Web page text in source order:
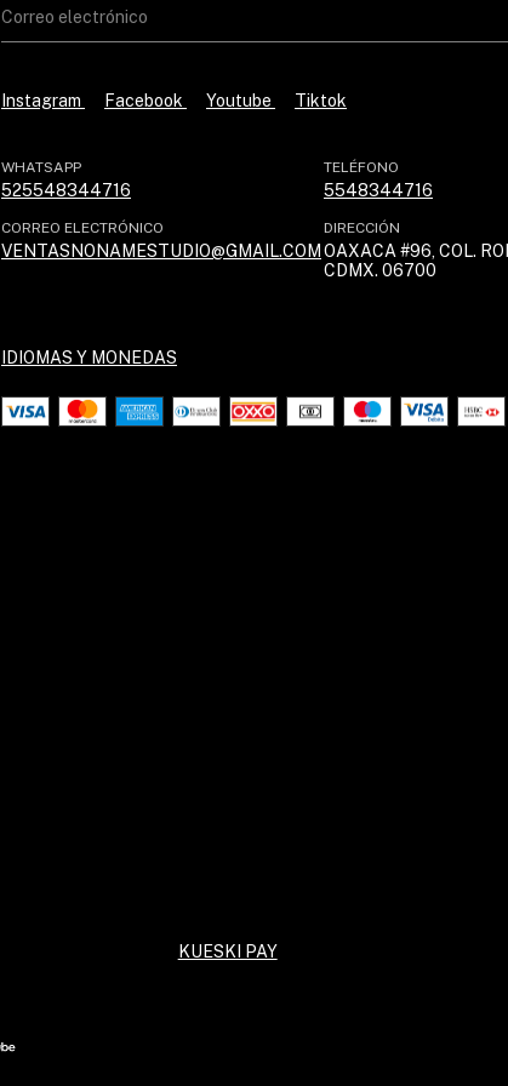
Instagram Facebook Youtube Tiktok
WHATSAPP
525548344716
TELÉFONO
5548344716
CORREO ELECTRÓNICO
VENTASNONAMESTUDIO@GMAIL.COM
DIRECCIÓN
OAXACA #96, COL.
CDMX. 06700
IDIOMAS Y MONEDAS
KUESKI PAY